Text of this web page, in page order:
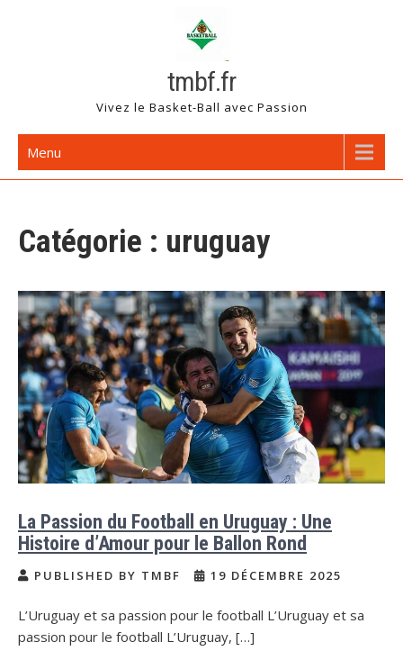
tmbf.fr
Vivez le Basket-Ball avec Passion
Menu
Catégorie : uruguay
La Passion du Football en Uruguay : Une
Histoire d’Amour pour le Ballon Rond
PUBLISHED BY TMBF 19 DÉCEMBRE 2025
L’Uruguay et sa passion pour le football L’Uruguay et sa
passion pour le football L’Uruguay, […]